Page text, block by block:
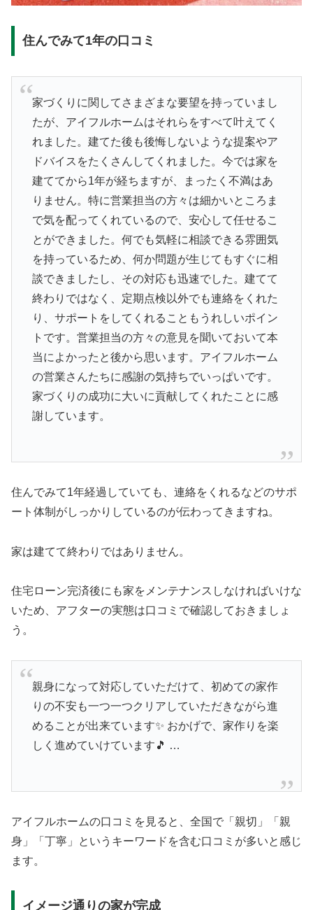
住んでみて1年の口コミ
家づくりに関してさまざまな要望を持っていまし
たが、アイフルホームはそれらをすべて叶えてく
れました。建てた後も後悔しないような提案やア
ドバイスをたくさんしてくれました。今では家を
建ててから1年が経ちますが、まったく不満はあ
りません。特に営業担当の方々は細かいところま
で気を配ってくれているので、安心して任せるこ
とができました。何でも気軽に相談できる雰囲気
を持っているため、何か問題が生じてもすぐに相
談できましたし、その対応も迅速でした。建てて
終わりではなく、定期点検以外でも連絡をくれた
り、サポートをしてくれることもうれしいポイン
トです。営業担当の方々の意見を聞いておいて本
当によかったと後から思います。アイフルホーム
の営業さんたちに感謝の気持ちでいっぱいです。
家づくりの成功に大いに貢献してくれたことに感
謝しています。
住んでみて1年経過していても、連絡をくれるなどのサポ
ート体制がしっかりしているのが伝わってきますね。
家は建てて終わりではありません。
住宅ローン完済後にも家をメンテナンスしなければいけな
いため、アフターの実態は口コミで確認しておきましょ
う。
親身になって対応していただけて、初めての家作
りの不安も一つ一つクリアしていただきながら進
めることが出来ています✨ おかげで、家作りを楽
しく進めていけています🎵 …
アイフルホームの口コミを見ると、全国で「親切」「親
身」「丁寧」というキーワードを含む口コミが多いと感じ
ます。
イメージ通りの家が完成